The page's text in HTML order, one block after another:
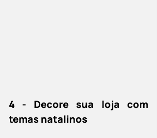
4 - Decore sua loja com
temas natalinos